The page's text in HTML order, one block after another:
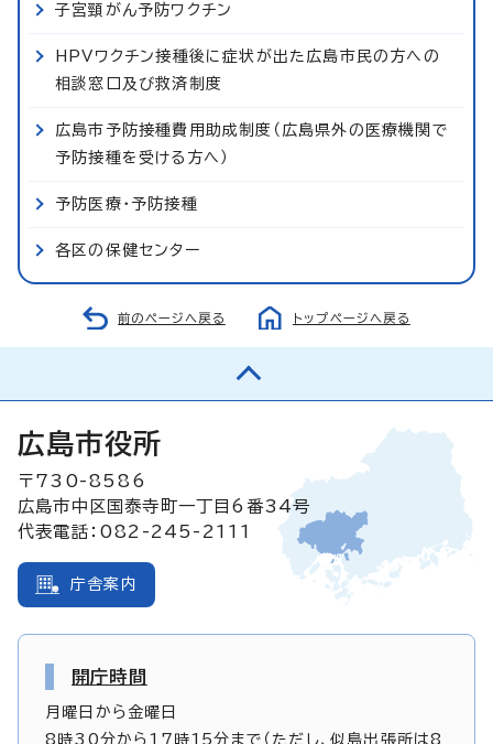
子宮頸がん予防ワクチン
HPVワクチン接種後に症状が出た広島市民の方への
相談窓口及び救済制度
広島市予防接種費用助成制度（広島県外の医療機関で
予防接種を受ける方へ）
予防医療・予防接種
各区の保健センター
前のページへ戻る トップページへ戻る
広島市役所
〒730-8586
広島市中区国泰寺町一丁目6番34号
代表電話：082-245-2111
庁舎案内
開庁時間
月曜日から金曜日
8時30分から17時15分まで（ただし、似島出張所は8